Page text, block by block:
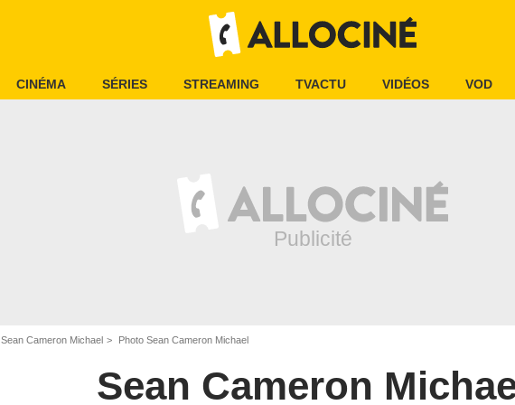
CINÉMA SÉRIES STREAMING TVACTU VIDÉOS VOD
Sean Cameron Michael Photo Sean Cameron Michael
Sean Cameron